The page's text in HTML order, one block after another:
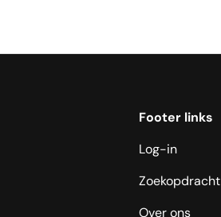
Footer links
Log-in
Zoekopdracht
Over ons